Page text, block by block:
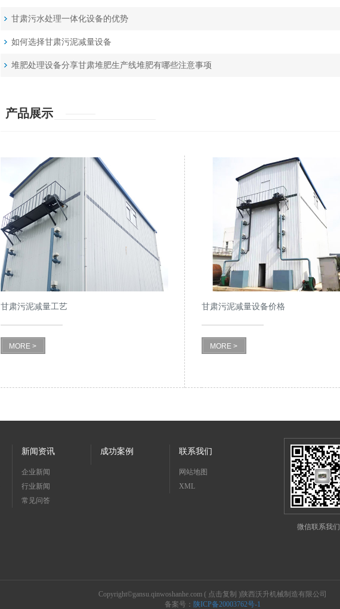
甘肃污水处理一体化设备的优势
如何选择甘肃污泥减量设备
堆肥处理设备分享甘肃堆肥生产线堆肥有哪些注意事项
产品展示
甘肃污泥减量工艺
MORE >
甘肃污泥减量设备价格
MORE >
新闻资讯
企业新闻
行业新闻
常见问答
成功案例 联系我们
网站地图
XML
微信联系我们
Copyright©gansu.qinwoshanhe.com( 点击复制 )陕西沃升机械制造有限公司
备案号： 陕ICP备20003762号-1